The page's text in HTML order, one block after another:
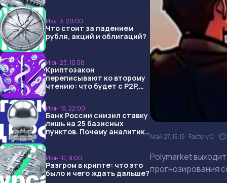
Июл 3, 20:00
Что стоит за падением
рубля, акций и облигаций?
Июн 23, 10:58
Криптозакон
переписывают ко второму
чтению: что будет с P2P,
Июн 19, 22:00
Банк России снизил ставку
лишь на 25 базисных
пунктов. Почему аналитики
Июн 10, 9:00
Разгром в крипте: что это
было и чего ждать дальше?
Май 27, 15:15 Factory C.
Polymarket
прогнозирования